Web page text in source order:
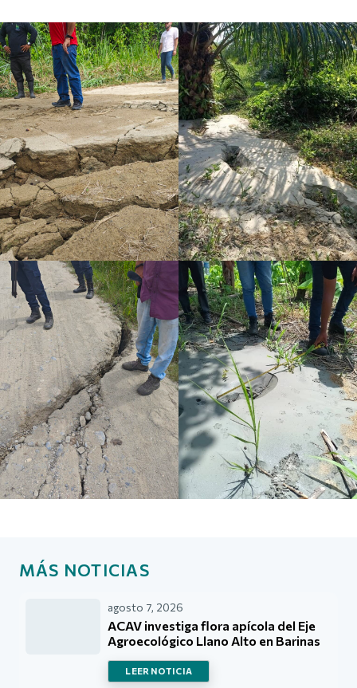
MÁS NOTICIAS
agosto 7, 2026
ACAV investiga flora apícola del Eje
Agroecológico Llano Alto en Barinas
LEER NOTICIA